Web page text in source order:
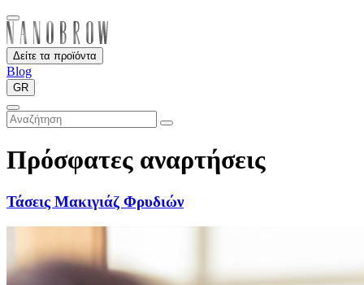
Δείτε τα προϊόντα
Blog
GR
Πρόσφατες αναρτήσεις
Τάσεις Μακιγιάζ Φρυδιών